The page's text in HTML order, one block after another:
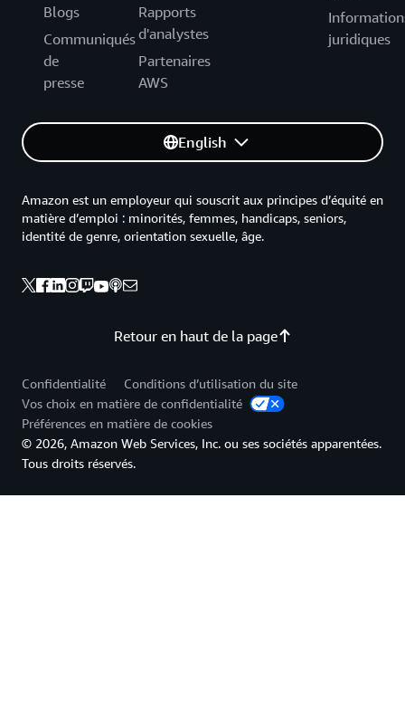
Blogs
Communiqués
de
presse
Rapports
d'analystes
Partenaires
AWS
juridiques
English
Retour en haut de la page
Amazon est un employeur qui souscrit aux principes d’équité en
matière d’emploi : minorités, femmes, handicaps, seniors,
identité de genre, orientation sexuelle, âge.
Confidentialité
Conditions d’utilisation du site
Vos choix en matière de confidentialité
Préférences en matière de cookies
© 2026, Amazon Web Services, Inc. ou ses sociétés apparentées.
Tous droits réservés.